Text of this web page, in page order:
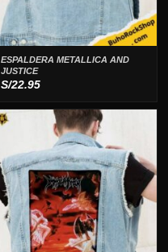
ESPALDERA METALLICA AND
JUSTICE
S/22.95